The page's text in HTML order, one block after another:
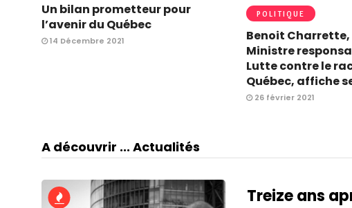
Un bilan prometteur pour
l’avenir du Québec
14 Décembre 2021
POLITIQUE
Benoit Charrette,
Ministre
Lutte contre le
Québec, affiche
26 février 2021
A découvrir ... Actualités
Treize ans